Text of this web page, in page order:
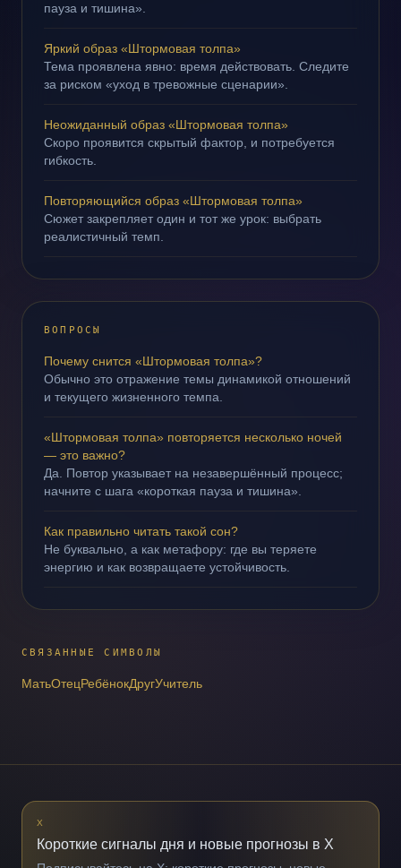
пауза и тишина».
Яркий образ «Штормовая толпа»
Тема проявлена явно: время действовать. Следите
за риском «уход в тревожные сценарии».
Неожиданный образ «Штормовая толпа»
Скоро проявится скрытый фактор, и потребуется
гибкость.
Повторяющийся образ «Штормовая толпа»
Сюжет закрепляет один и тот же урок: выбрать
реалистичный темп.
ВОПРОСЫ
Почему снится «Штормовая толпа»?
Обычно это отражение темы динамикой отношений
и текущего жизненного темпа.
«Штормовая толпа» повторяется несколько ночей
— это важно?
Да. Повтор указывает на незавершённый процесс;
начните с шага «короткая пауза и тишина».
Как правильно читать такой сон?
Не буквально, а как метафору: где вы теряете
энергию и как возвращаете устойчивость.
СВЯЗАННЫЕ СИМВОЛЫ
МатьОтецРебёнокДругУчитель
X
Короткие сигналы дня и новые прогнозы в X